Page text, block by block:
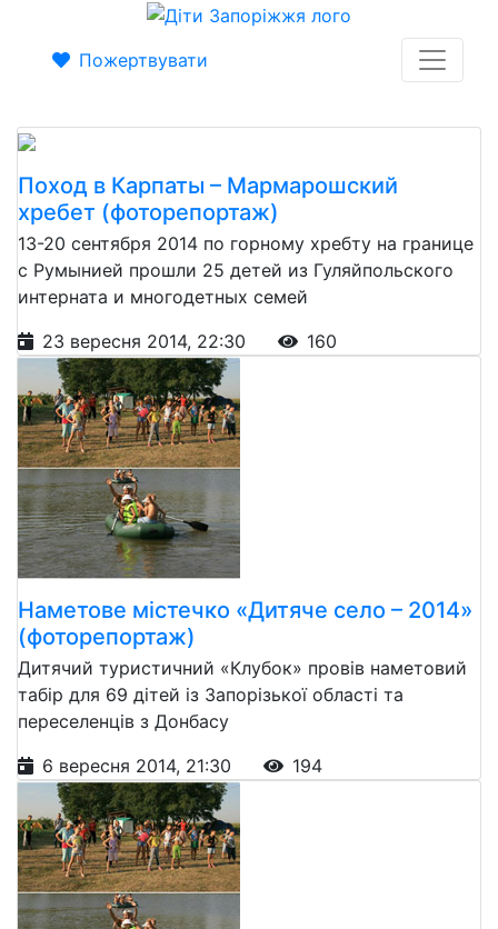
Пожертвувати
Поход в Карпаты – Мармарошский
хребет (фоторепортаж)
13-20 сентября 2014 по горному хребту на границе
с Румынией прошли 25 детей из Гуляйпольского
интерната и многодетных семей
23 вересня 2014, 22:30
160
Наметове містечко «Дитяче село – 2014»
(фоторепортаж)
Дитячий туристичний «Клубок» провів наметовий
табір для 69 дітей із Запорізької області та
переселенців з Донбасу
6 вересня 2014, 21:30
194